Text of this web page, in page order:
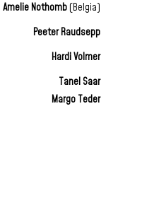
Amelie Nothomb(Belgia)
Peeter Raudsepp
Hardi Volmer
Tanel Saar
Margo Teder